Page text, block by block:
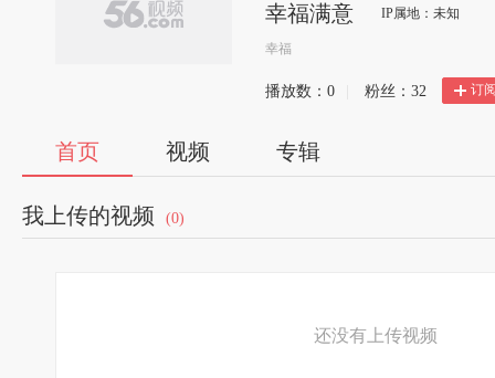
幸福满意 IP属地：未知
幸福
播放数： 0 粉丝： 32 订
首页 视频 专辑
我上传的视频 (0)
还没有上传视频